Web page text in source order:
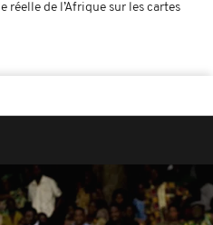
réelle de l’Afrique sur les cartes